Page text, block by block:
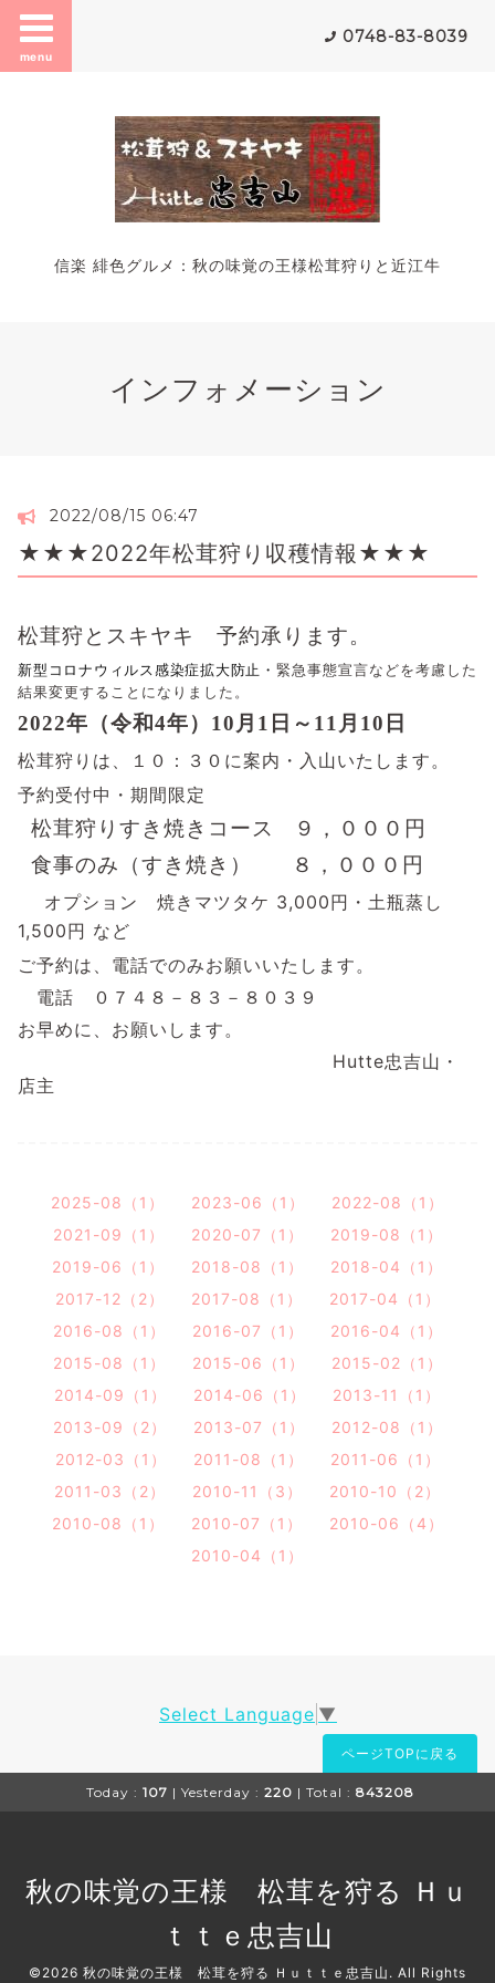
menu
0748-83-8039
信楽 緋色グルメ：秋の味覚の王様松茸狩りと近江牛
インフォメーション
2022/08/15 06:47
★★★2022年松茸狩り収穫情報★★★
松茸狩とスキヤキ 予約承ります。
新型コロナウィルス感染症拡大防止・ 緊急事態宣言などを考慮した
結果変更することになりました。
2022年（令和4年）10月1日～11月10日
松茸狩りは、１０：３０に案内・入山いたします。
予約受付中・期間限定
松茸狩りすき焼きコース ９，０００円
食事のみ（すき焼き） ８，０００円
オプション 焼きマツタケ 3,000円・土瓶蒸し
1,500円 など
ご予約は、電話でのみお願いいたします。
電話 ０７４８－８３－８０３９
お早めに、お願いします。
Hutte忠吉山・
店主
2025-08（1） 2023-06（1）
2022-08（1）
2021-09（1）
2020-07（1）
2019-08（1）
2019-06（1）
2018-08（1）
2018-04（1）
2017-12（2）
2017-08（1）
2017-04（1）
2016-08（1）
2016-07（1）
2016-04（1）
2015-08（1）
2015-06（1）
2015-02（1）
2014-09（1）
2014-06（1）
2013-11（1）
2013-09（2）
2013-07（1）
2012-08（1）
2012-03（1）
2011-08（1）
2011-06（1）
2011-03（2）
2010-11（3）
2010-10（2）
2010-08（1）
2010-07（1）
2010-06（4）
2010-04（1）
Select Language ▼
ページTOPに戻る
Today : 107 | Yesterday : 220 | Total : 843208
秋の味覚の王様 松茸を狩る Ｈｕ
ｔｔｅ忠吉山
©2026 秋の味覚の王様 松茸を狩る Ｈｕｔｔｅ忠吉山 . All Rights